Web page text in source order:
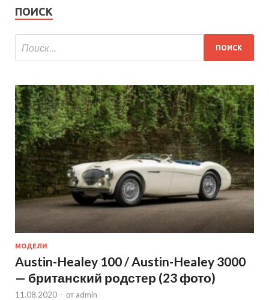
ПОИСК
МОДЕЛИ
Austin-Healey 100 / Austin-Healey 3000
— британский родстер (23 фото)
11.08.2020 - от admin